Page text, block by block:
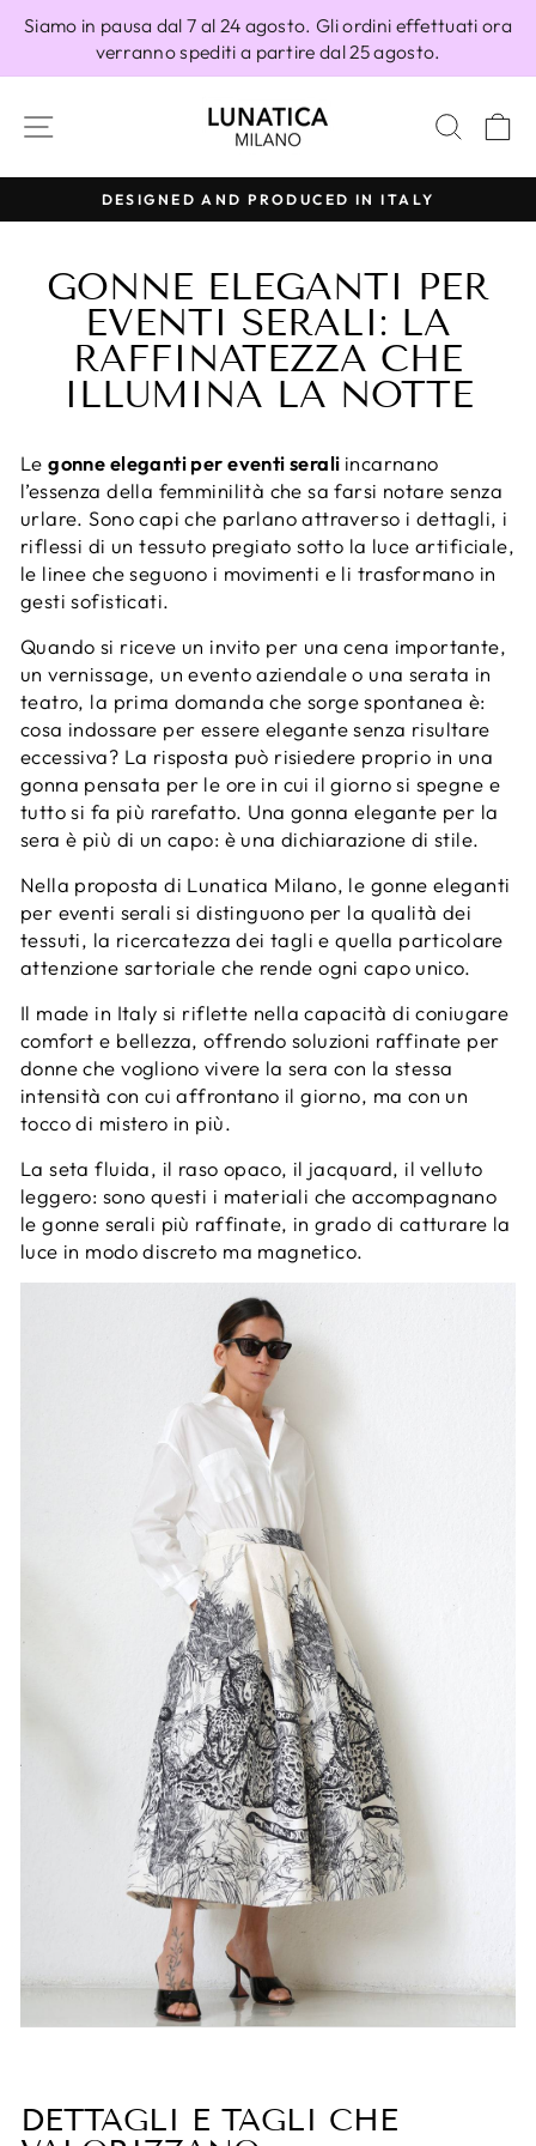
direttamente
Siamo in pausa dal 7 al 24 agosto. Gli ordini effettuati ora
verranno spediti a partire dal 25 agosto.
NAVIGAZIONE DEL SITO
Metti
pausa
presentazione
DESIGNED AND PRODUCED IN ITALY
GONNE ELEGANTI PER
EVENTI SERALI: LA
RAFFINATEZZA CHE
ILLUMINA LA NOTTE
Legonne eleganti per eventi serali incarnano
l’essenza della femminilità che sa farsi notare senza
urlare. Sono capi che parlano attraverso i dettagli, i
riflessi di un tessuto pregiato sotto la luce artificiale,
le linee che seguono i movimenti e li trasformano in
gesti sofisticati.
Quando si riceve un invito per una cena importante,
un vernissage, un evento aziendale o una serata in
teatro, la prima domanda che sorge spontanea è:
cosa indossare per essere elegante senza risultare
eccessiva? La risposta può risiedere proprio in una
gonna pensata per le ore in cui il giorno si spegne e
tutto si fa più rarefatto. Una gonna elegante per la
sera è più di un capo: è una dichiarazione di stile.
Nella proposta di Lunatica Milano, le gonne eleganti
per eventi serali si distinguono per la qualità dei
tessuti, la ricercatezza dei tagli e quella particolare
attenzione sartoriale che rende ogni capo unico.
Il made in Italy si riflette nella capacità di coniugare
comfort e bellezza, offrendo soluzioni raffinate per
donne che vogliono vivere la sera con la stessa
intensità con cui affrontano il giorno, ma con un
tocco di mistero in più.
La seta fluida, il raso opaco, il jacquard, il velluto
leggero: sono questi i materiali che accompagnano
le gonne serali più raffinate, in grado di catturare la
luce in modo discreto ma magnetico.
DETTAGLI E TAGLI CHE